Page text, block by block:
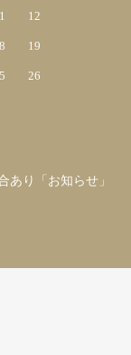
12
19
26
あり「お知らせ」